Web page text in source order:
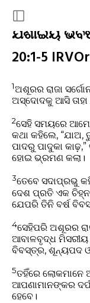
ଯିଶାଇୟ
20:1-5
1ଅଶୂରର ରାଜା
ଅସ୍ଦୋଦକୁ ଆସି
2ସେହି ସମୟରେ
କଥା କହିଲେ,
ପାଦରୁ ପାଦୁକା
ହୋଇ ଭ୍ରମଣ କଲା।
3ତେବେ ସଦାପ୍ରଭୁ
ଦେଶ ପ୍ରତି ଏକ
ଯେପରି ତିନି ବର୍ଷ
4ସେହିପରି ଅଶୂରର
ଆବାଳବୃଦ୍ଧ ମିସରୀୟ
ବିବସ୍ତ୍ର, ଶୂନ୍ୟପଦ
5ତହିଁରେ
ଆପଣାମାନଙ୍କର
ହେବେ।